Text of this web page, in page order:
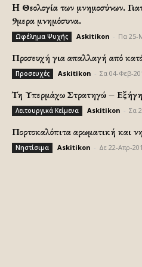
H Θεολογία των μνημοσύνων.
9μερα μνημόσυνα.
Ωφέλημα Ψυχής Askitikon Πα 25-
Προσευχή για απαλλαγή από
Προσευχές Askitikon Σα 04-Φεβ-
Τη Υπερμάχω Στρατηγώ –
Λειτουργικά Κείμενα Askitikon Σα
Πορτοκαλόπιτα αρωματική και
Νηστίσιμα Askitikon Δε 22-Απρ-